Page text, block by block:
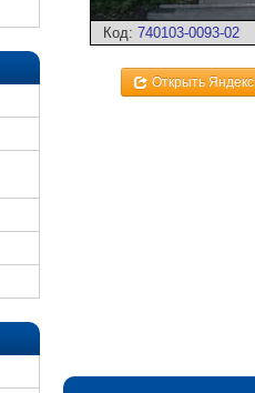
Код: 740103-0093-02
Открыть